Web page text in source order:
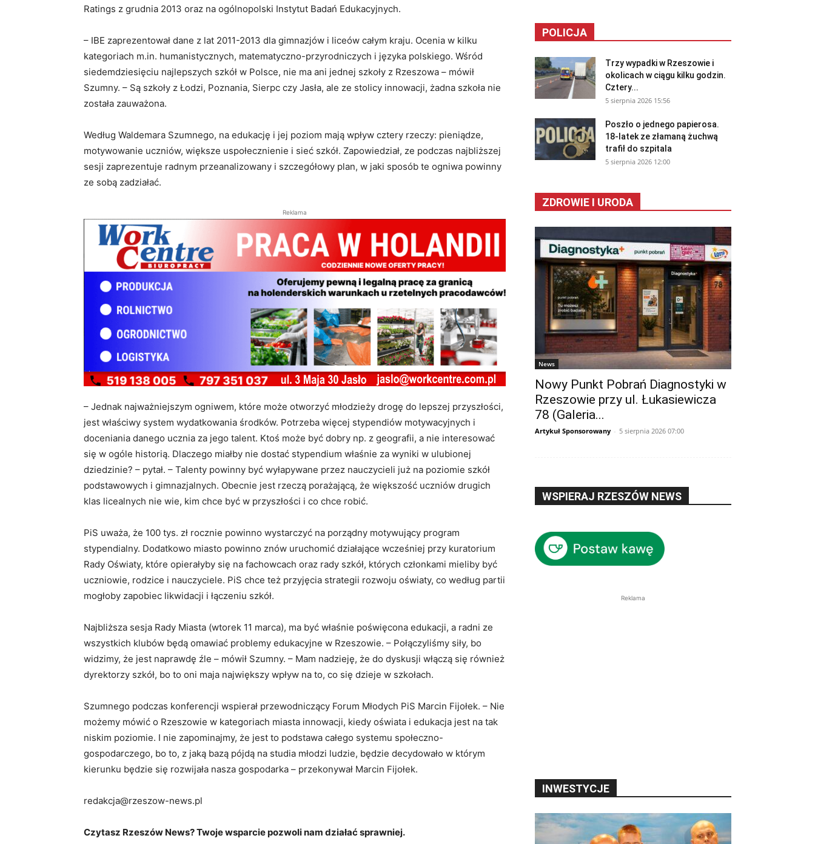
Ratings z grudnia 2013 oraz na ogólnopolski Instytut Badań Edukacyjnych.
– IBE zaprezentował dane z lat 2011-2013 dla gimnazjów i liceów całym kraju. Ocenia w kilku
kategoriach m.in. humanistycznych, matematyczno-przyrodniczych i języka polskiego. Wśród
siedemdziesięciu najlepszych szkół w Polsce, nie ma ani jednej szkoły z Rzeszowa – mówił
Szumny. – Są szkoły z Łodzi, Poznania, Sierpc czy Jasła, ale ze stolicy innowacji, żadna szkoła nie
została zauważona.
Według Waldemara Szumnego, na edukację i jej poziom mają wpływ cztery rzeczy: pieniądze,
motywowanie uczniów, większe uspołecznienie i sieć szkół. Zapowiedział, ze podczas najbliższej
sesji zaprezentuje radnym przeanalizowany i szczegółowy plan, w jaki sposób te ogniwa powinny
ze sobą zadziałać.
Reklama
– Jednak najważniejszym ogniwem, które może otworzyć młodzieży drogę do lepszej przyszłości,
jest właściwy system wydatkowania środków. Potrzeba więcej stypendiów motywacyjnych i
doceniania danego ucznia za jego talent. Ktoś może być dobry np. z geografii, a nie interesować
się w ogóle historią. Dlaczego miałby nie dostać stypendium właśnie za wyniki w ulubionej
dziedzinie? – pytał. – Talenty powinny być wyłapywane przez nauczycieli już na poziomie szkół
podstawowych i gimnazjalnych. Obecnie jest rzeczą porażającą, że większość uczniów drugich
klas licealnych nie wie, kim chce być w przyszłości i co chce robić.
PiS uważa, że 100 tys. zł rocznie powinno wystarczyć na porządny motywujący program
stypendialny. Dodatkowo miasto powinno znów uruchomić działające wcześniej przy kuratorium
Rady Oświaty, które opierałyby się na fachowcach oraz rady szkół, których członkami mieliby być
uczniowie, rodzice i nauczyciele. PiS chce też przyjęcia strategii rozwoju oświaty, co według partii
mogłoby zapobiec likwidacji i łączeniu szkół.
Najbliższa sesja Rady Miasta (wtorek 11 marca), ma być właśnie poświęcona edukacji, a radni ze
wszystkich klubów będą omawiać problemy edukacyjne w Rzeszowie. – Połączyliśmy siły, bo
widzimy, że jest naprawdę źle – mówił Szumny. – Mam nadzieję, że do dyskusji włączą się również
dyrektorzy szkół, bo to oni maja największy wpływ na to, co się dzieje w szkołach.
Szumnego podczas konferencji wspierał przewodniczący Forum Młodych PiS Marcin Fijołek. – Nie
możemy mówić o Rzeszowie w kategoriach miasta innowacji, kiedy oświata i edukacja jest na tak
niskim poziomie. I nie zapominajmy, że jest to podstawa całego systemu społeczno-
gospodarczego, bo to, z jaką bazą pójdą na studia młodzi ludzie, będzie decydowało w którym
kierunku będzie się rozwijała nasza gospodarka – przekonywał Marcin Fijołek.
redakcja@rzeszow-news.pl
Czytasz Rzeszów News? Twoje wsparcie pozwoli nam działać sprawniej.
POLICJA
Trzy wypadki w Rzeszowie i
okolicach w ciągu kilku godzin.
Cztery...
5 sierpnia 2026 15:56
Poszło o jednego papierosa.
18-latek ze złamaną żuchwą
trafił do szpitala
5 sierpnia 2026 12:00
ZDROWIE I URODA
News
Nowy Punkt Pobrań Diagnostyki w
Rzeszowie przy ul. Łukasiewicza
78 (Galeria...
Artykuł Sponsorowany - 5 sierpnia 2026 07:00
WSPIERAJ RZESZÓW NEWS
Reklama
INWESTYCJE